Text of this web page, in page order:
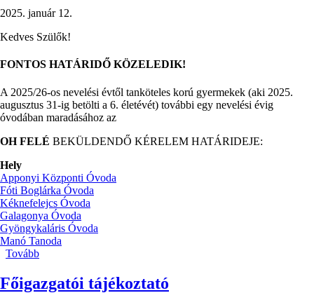
2025. január 12.
Kedves Szülők!
FONTOS HATÁRIDŐ KÖZELEDIK!
A 2025/26-os nevelési évtől tanköteles korú gyermekek (aki 2025.
augusztus 31-ig betölti a 6. életévét) további egy nevelési évig
óvodában maradásához az
OH FELÉ BEKÜLDENDŐ KÉRELEM HATÁRIDEJE:
Hely
Apponyi Központi Óvoda
Fóti Boglárka Óvoda
Kéknefelejcs Óvoda
Galagonya Óvoda
Gyöngykaláris Óvoda
Manó Tanoda
Tovább
Főigazgatói tájékoztató